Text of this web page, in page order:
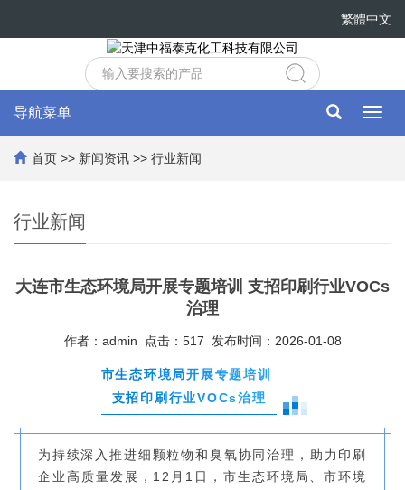
繁體中文
导航菜单
首页 >> 新闻资讯 >> 行业新闻
行业新闻
大连市生态环境局开展专题培训 支招印刷行业VOCs
治理
作者：admin 点击：517 发布时间：2026-01-08
市生态环境局开展专题培训
支招印刷行业VOCs治理
为持续深入推进细颗粒物和臭氧协同治理，助力印刷
企业高质量发展，12月1日，市生态环境局、市环境